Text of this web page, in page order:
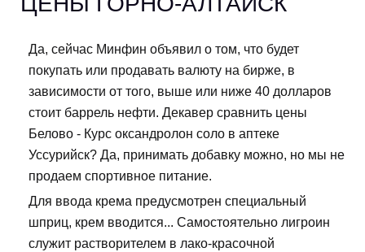
Да, сейчас Минфин объявил о том, что будет
покупать или продавать валюту на бирже, в
зависимости от того, выше или ниже 40 долларов
стоит баррель нефти. Декавер сравнить цены
Белово - Курс оксандролон соло в аптеке
Уссурийск? Да, принимать добавку можно, но мы не
продаем спортивное питание.
Для ввода крема предусмотрен специальный
шприц, крем вводится... Самостоятельно лигроин
служит растворителем в лако-красочной